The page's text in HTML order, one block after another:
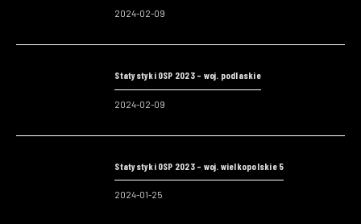
2024-02-09
Statystyki OSP 2023 – woj. podlaskie
2024-02-09
Statystyki OSP 2023 – woj. wielkopolskie 5
2024-01-25